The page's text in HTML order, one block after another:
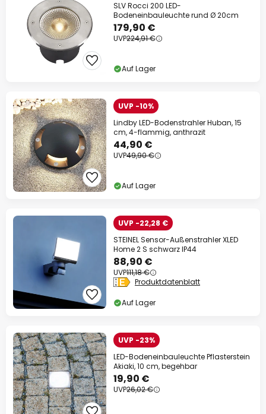
SLV Rocci 200 LED-
Bodeneinbauleuchte rund Ø 20cm
179,90 €
UVP224,91 €
Auf Lager
UVP -10%
Lindby LED-Bodenstrahler Huban, 15
cm, 4-flammig, anthrazit
44,90 €
UVP49,90 €
Auf Lager
UVP -22,28 €
STEINEL Sensor-Außenstrahler XLED
Home 2 S schwarz IP44
88,90 €
UVP111,18 €
Produktdatenblatt
Auf Lager
UVP -23%
LED-Bodeneinbauleuchte Pflasterstein
Akiaki, 10 cm, begehbar
19,90 €
UVP26,02 €